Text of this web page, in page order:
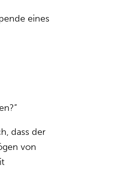
eines
dass der
von